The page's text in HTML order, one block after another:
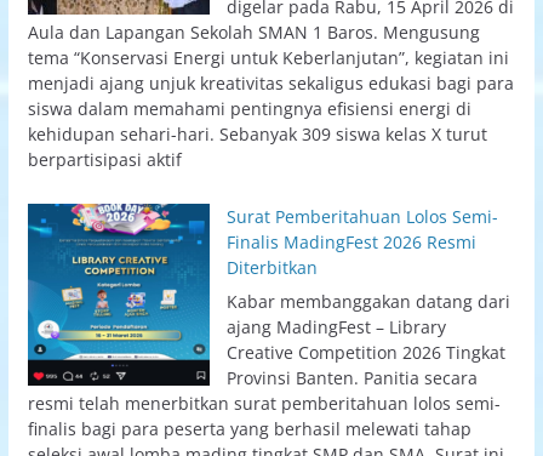
digelar pada Rabu, 15 April 2026 di
Aula dan Lapangan Sekolah SMAN 1 Baros. Mengusung
tema “Konservasi Energi untuk Keberlanjutan”, kegiatan ini
menjadi ajang unjuk kreativitas sekaligus edukasi bagi para
siswa dalam memahami pentingnya efisiensi energi di
kehidupan sehari-hari. Sebanyak 309 siswa kelas X turut
berpartisipasi aktif
Surat Pemberitahuan Lolos Semi-
Finalis MadingFest 2026 Resmi
Diterbitkan
Kabar membanggakan datang dari
ajang MadingFest – Library
Creative Competition 2026 Tingkat
Provinsi Banten. Panitia secara
resmi telah menerbitkan surat pemberitahuan lolos semi-
finalis bagi para peserta yang berhasil melewati tahap